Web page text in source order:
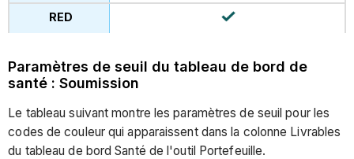
Paramètres de seuil du tableau de bord de
santé : Soumission
Le tableau suivant montre les paramètres de seuil pour les
codes de couleur qui apparaissent dans la colonne Livrables
du tableau de bord Santé de l'outil Portefeuille.